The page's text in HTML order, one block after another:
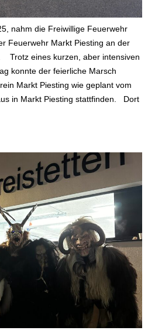
nahm die Freiwillige Feuerwehr
Feuerwehr Markt Piesting an der
Trotz eines kurzen, aber intensiven
konnte der feierliche Marsch
Markt Piesting wie geplant vom
in Markt Piesting stattfinden. Dort